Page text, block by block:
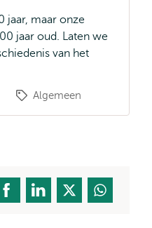
jaar, maar onze
jaar oud. Laten we
van het
Algemeen